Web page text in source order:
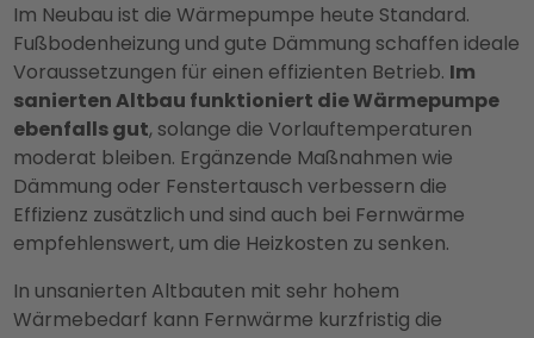
Im Neubau ist die Wärmepumpe heute Standard.
Fußbodenheizung und gute Dämmung schaffen ideale
Voraussetzungen für einen effizienten Betrieb. Im
sanierten Altbau funktioniert die Wärmepumpe
ebenfalls gut, solange die Vorlauftemperaturen
moderat bleiben. Ergänzende Maßnahmen wie
Dämmung oder Fenstertausch verbessern die
Effizienz zusätzlich und sind auch bei Fernwärme
empfehlenswert, um die Heizkosten zu senken.
In unsanierten Altbauten mit sehr hohem
Wärmebedarf kann Fernwärme kurzfristig die